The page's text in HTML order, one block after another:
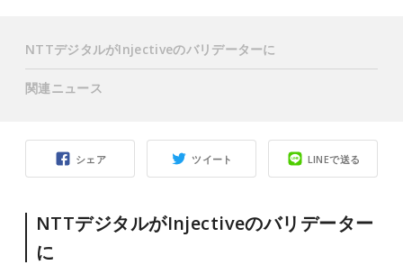
シェア ツイート LINEで送る
NTTデジタルがInjectiveのバリデーター
に
NTTデジタルがInjectiveのバリデーターに
関連ニュース